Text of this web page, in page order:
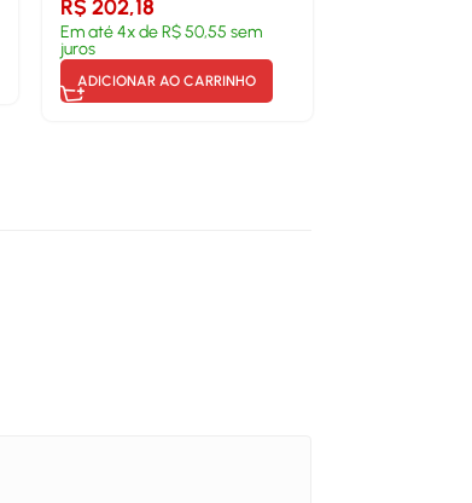
R$202,18
Em até4x deR$50,55 sem
juros
ADICIONAR AO CARRINHO